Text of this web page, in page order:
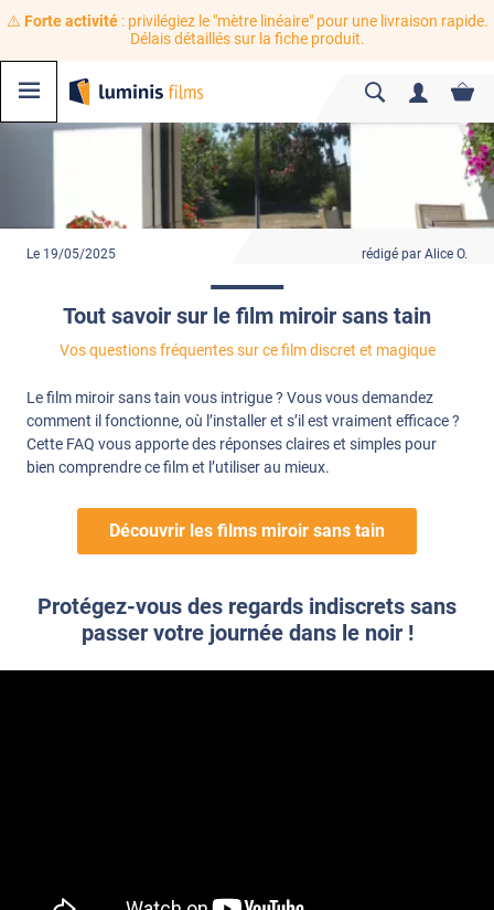
⚠️ Forte activité: privilégiez le "mètre linéaire" pour une livraison rapide.
Délais détaillés sur la fiche produit.
Le 19/05/2025 rédigé par Alice O.
Tout savoir sur le film miroir sans tain
Vos questions fréquentes sur ce film discret et magique
Le film miroir sans tain vous intrigue ? Vous vous demandez
comment il fonctionne, où l’installer et s’il est vraiment efficace ?
Cette FAQ vous apporte des réponses claires et simples pour
bien comprendre ce film et l’utiliser au mieux.
Découvrir les films miroir sans tain
Protégez-vous des regards indiscrets sans
passer votre journée dans le noir !